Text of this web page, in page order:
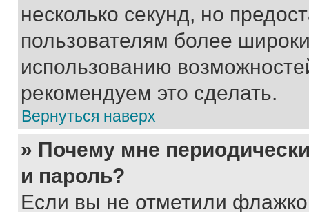
несколько секунд, но
пользователям более
использованию
рекомендуем это сделать.
Вернуться наверх
» Почему мне
и пароль?
Если вы не отметили